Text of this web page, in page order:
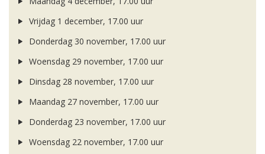
Vrijdag 1 december, 17.00 uur
Donderdag 30 november, 17.00 uur
Woensdag 29 november, 17.00 uur
Dinsdag 28 november, 17.00 uur
Maandag 27 november, 17.00 uur
Donderdag 23 november, 17.00 uur
Woensdag 22 november, 17.00 uur